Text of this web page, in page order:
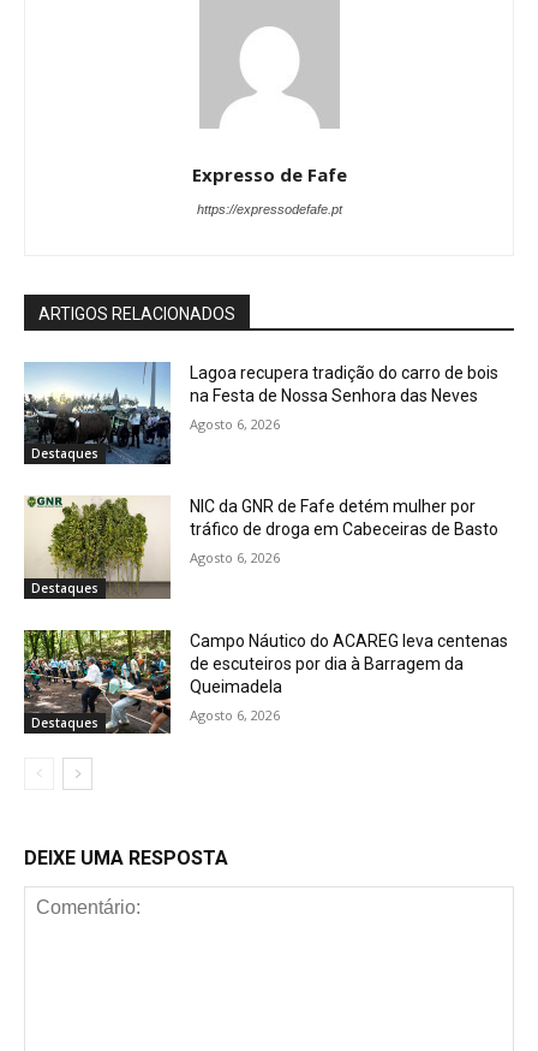
Expresso de Fafe
https://expressodefafe.pt
ARTIGOS RELACIONADOS
Destaques
Lagoa recupera tradição do carro de bois
na Festa de Nossa Senhora das Neves
Agosto 6, 2026
Destaques
NIC da GNR de Fafe detém mulher por
tráfico de droga em Cabeceiras de Basto
Agosto 6, 2026
Destaques
Campo Náutico do ACAREG leva centenas
de escuteiros por dia à Barragem da
Queimadela
Agosto 6, 2026
DEIXE UMA RESPOSTA